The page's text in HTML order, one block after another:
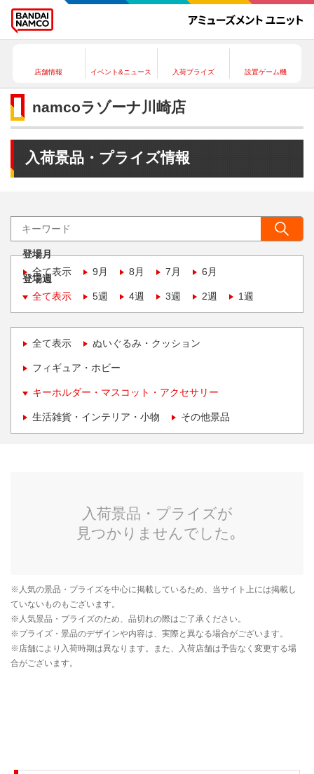
店舗情報 イベント&ニュース 入荷プライズ 設置ゲーム機
namcoラゾーナ川崎店
入荷景品・プライズ情報
登場月
全て表示
9月 8月 7月 6月
登場週
全て表示
5週 4週 3週 2週 1週
全て表示 ぬいぐるみ・クッション
フィギュア・ホビー
キーホルダー・マスコット・アクセサリー
生活雑貨・インテリア・小物 その他景品